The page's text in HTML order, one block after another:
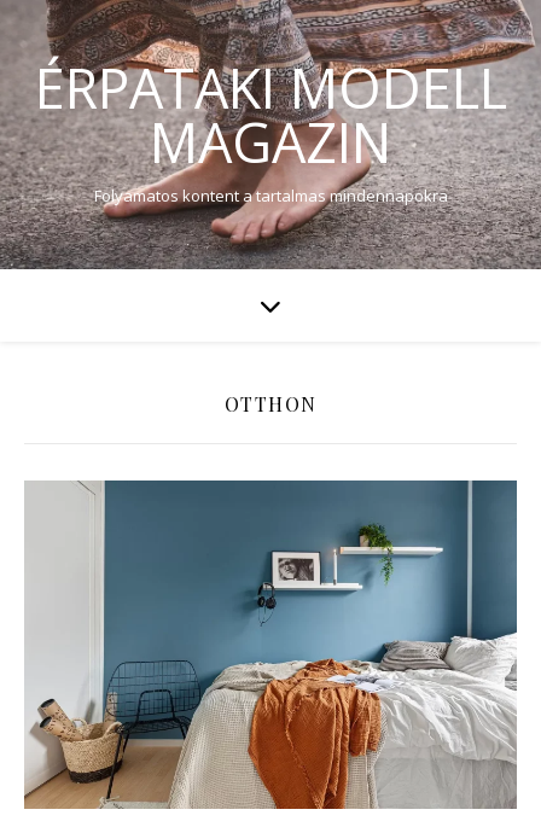
ÉRPATAKI MODELL
MAGAZIN
Folyamatos kontent a tartalmas mindennapokra
OTTHON